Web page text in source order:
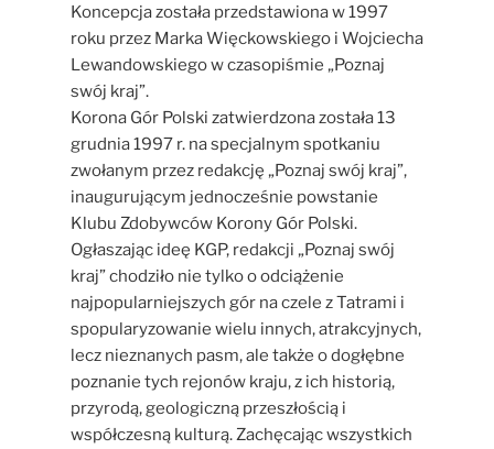
Koncepcja została przedstawiona w 1997
roku przez Marka Więckowskiego i Wojciecha
Lewandowskiego w czasopiśmie „Poznaj
swój kraj”.
Korona Gór Polski zatwierdzona została 13
grudnia 1997 r. na specjalnym spotkaniu
zwołanym przez redakcję „Poznaj swój kraj”,
inaugurującym jednocześnie powstanie
Klubu Zdobywców Korony Gór Polski.
Ogłaszając ideę KGP, redakcji „Poznaj swój
kraj” chodziło nie tylko o odciążenie
najpopularniejszych gór na czele z Tatrami i
spopularyzowanie wielu innych, atrakcyjnych,
lecz nieznanych pasm, ale także o dogłębne
poznanie tych rejonów kraju, z ich historią,
przyrodą, geologiczną przeszłością i
współczesną kulturą. Zachęcając wszystkich